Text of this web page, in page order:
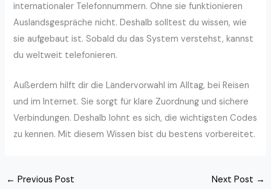
internationaler Telefonnummern. Ohne sie funktionieren
Auslandsgespräche nicht. Deshalb solltest du wissen, wie
sie aufgebaut ist. Sobald du das System verstehst, kannst
du weltweit telefonieren.
Außerdem hilft dir die Ländervorwahl im Alltag, bei Reisen
und im Internet. Sie sorgt für klare Zuordnung und sichere
Verbindungen. Deshalb lohnt es sich, die wichtigsten Codes
zu kennen. Mit diesem Wissen bist du bestens vorbereitet.
← Previous Post Next Post →